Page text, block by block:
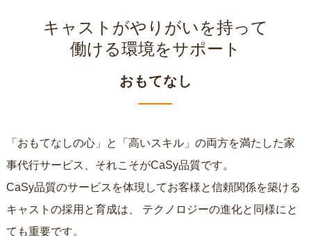
キャストがやりがいを持って
働ける環境をサポート
おもてなし
「おもてなしの心」と「高いスキル」の両方を満たした家
事代行サービス、それこそがCaSy品質です。
CaSy品質のサービスを体現してお客様と信頼関係を築ける
キャストの採用と育成は、
ても重要です。